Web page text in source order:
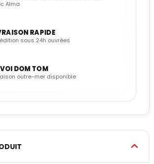
Alma
RAPIDE
sous 24h ouvrées
DOM TOM
outre-mer disponible